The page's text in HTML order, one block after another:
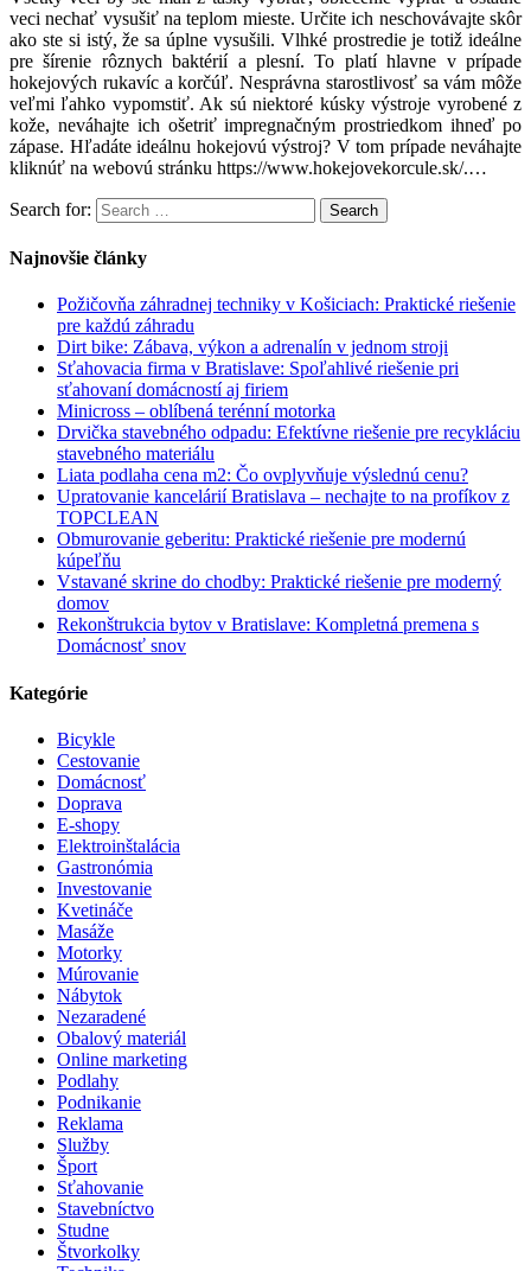
veci nechať vysušiť na teplom mieste. Určite ich neschovávajte skôr
ako ste si istý, že sa úplne vysušili. Vlhké prostredie je totiž ideálne
pre šírenie rôznych baktérií a plesní. To platí hlavne v prípade
hokejových rukavíc a korčúľ. Nesprávna starostlivosť sa vám môže
veľmi ľahko vypomstiť. Ak sú niektoré kúsky výstroje vyrobené z
kože, neváhajte ich ošetriť impregnačným prostriedkom ihneď po
zápase. Hľadáte ideálnu hokejovú výstroj? V tom prípade neváhajte
kliknúť na webovú stránku https://www.hokejovekorcule.sk/.…
Search for: Search
Najnovšie články
Požičovňa záhradnej techniky v Košiciach: Praktické riešenie
pre každú záhradu
Dirt bike: Zábava, výkon a adrenalín v jednom stroji
Sťahovacia firma v Bratislave: Spoľahlivé riešenie pri
sťahovaní domácností aj firiem
Minicross – oblíbená terénní motorka
Drvička stavebného odpadu: Efektívne riešenie pre recykláciu
stavebného materiálu
Liata podlaha cena m2: Čo ovplyvňuje výslednú cenu?
Upratovanie kancelárií Bratislava – nechajte to na profíkov z
TOPCLEAN
Obmurovanie geberitu: Praktické riešenie pre modernú
kúpeľňu
Vstavané skrine do chodby: Praktické riešenie pre moderný
domov
Rekonštrukcia bytov v Bratislave: Kompletná premena s
Domácnosť snov
Kategórie
Bicykle
Cestovanie
Domácnosť
Doprava
E-shopy
Elektroinštalácia
Gastronómia
Investovanie
Kvetináče
Masáže
Motorky
Múrovanie
Nábytok
Nezaradené
Obalový materiál
Online marketing
Podlahy
Podnikanie
Reklama
Služby
Šport
Sťahovanie
Stavebníctvo
Studne
Štvorkolky